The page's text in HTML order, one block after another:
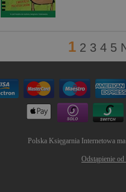
1 2 3 4 5
Polska Księgarnia Internetowa
Odstąpienie